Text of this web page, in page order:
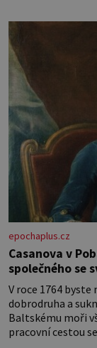
koloběžce a den
Losinách nebo v
epochaplus.cz
Casanova v
společného se
V roce 1764
dobrodruha a
Baltskému moři
pracovní cestou